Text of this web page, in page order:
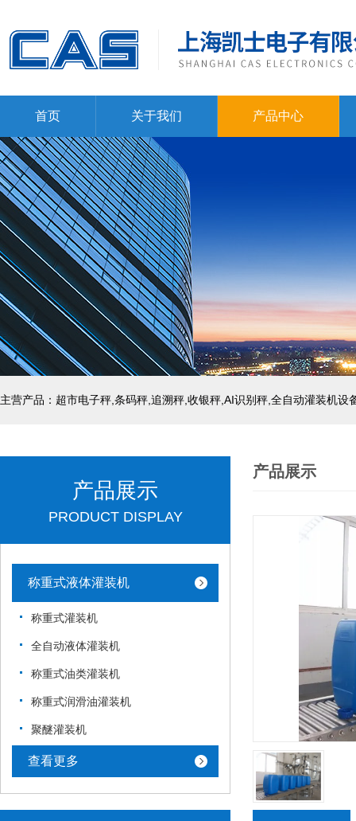
首页 关于我们 产品中心
主营产品：超市电子秤,条码秤,追溯秤,收银秤,AI识别秤,全自动灌装机设
产品展示
PRODUCT DISPLAY
称重式液体灌装机
称重式灌装机
全自动液体灌装机
称重式油类灌装机
称重式润滑油灌装机
聚醚灌装机
查看更多
产品展示